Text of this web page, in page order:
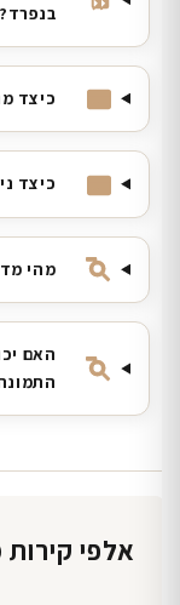
בנפרד?
כיצד
כיצד
מהי
האם
אלפי